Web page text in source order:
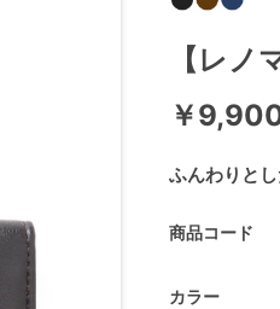
ふんわりと
【レノ
￥
商品コード
カラー